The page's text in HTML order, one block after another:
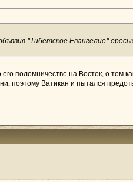
"Тибетское Евангелие"
поломничестве на Восток, о
поэтому Ватикан и пытался